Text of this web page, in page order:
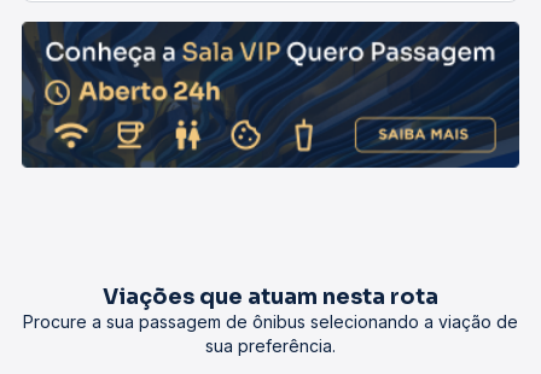
Viações que atuam nesta rota
Procure a sua passagem de ônibus selecionando a viação de
sua preferência.